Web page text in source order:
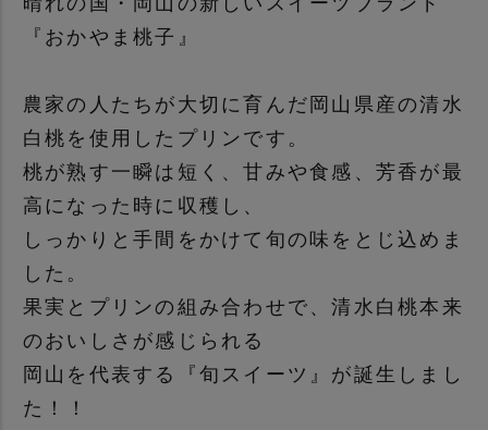
『おかやま桃子』
農家の人たちが大切に育んだ岡山県産の清水
白桃を使用したプリンです。
桃が熟す一瞬は短く、甘みや食感、芳香が最
高になった時に収穫し、
しっかりと手間をかけて旬の味をとじ込めま
した。
果実とプリンの組み合わせで、清水白桃本来
のおいしさが感じられる
岡山を代表する『旬スイーツ』が誕生しまし
た！！